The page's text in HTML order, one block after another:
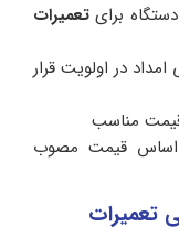
برایتعمیرات
در اولویت قرار
مناسب
اساس قیمت مصوب
تعمیرات